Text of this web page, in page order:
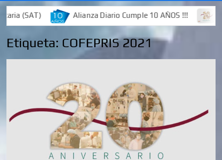
(SAT) Alianza Diario Cumple 10 AÑOS !!!
Etiqueta: COFEPRIS 2021